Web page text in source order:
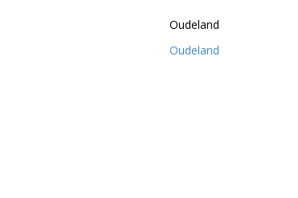
Oudeland
Oudeland